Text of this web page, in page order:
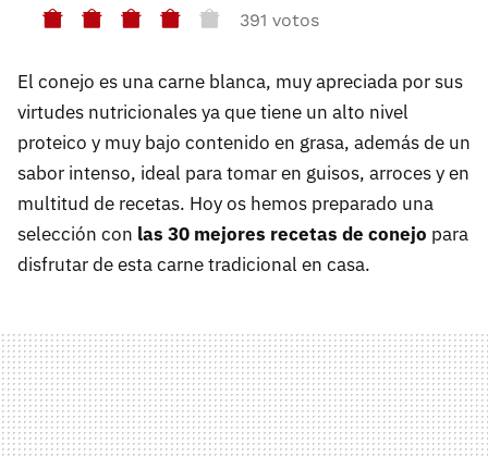
391 votos
El conejo es una carne blanca, muy apreciada por sus
virtudes nutricionales ya que tiene un alto nivel
proteico y muy bajo contenido en grasa, además de un
sabor intenso, ideal para tomar en guisos, arroces y en
multitud de recetas. Hoy os hemos preparado una
selección con las 30 mejores recetas de conejo para
disfrutar de esta carne tradicional en casa.